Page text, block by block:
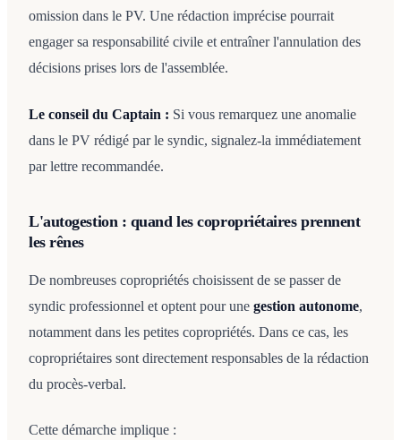
omission dans le PV. Une rédaction imprécise pourrait
engager sa responsabilité civile et entraîner l'annulation des
décisions prises lors de l'assemblée.
Le conseil du Captain : Si vous remarquez une anomalie
dans le PV rédigé par le syndic, signalez-la immédiatement
par lettre recommandée.
L'autogestion : quand les copropriétaires prennent
les rênes
De nombreuses copropriétés choisissent de se passer de
syndic professionnel et optent pour une gestion autonome,
notamment dans les petites copropriétés. Dans ce cas, les
copropriétaires sont directement responsables de la rédaction
du procès-verbal.
Cette démarche implique :